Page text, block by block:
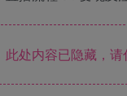
此处内容已隐藏，